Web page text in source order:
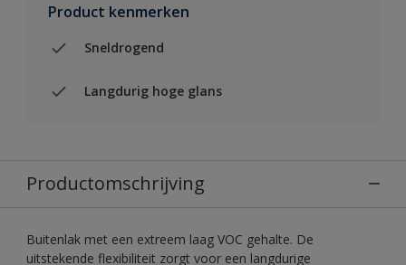
Product kenmerken
Sneldrogend
Langdurig hoge glans
Productomschrijving
Buitenlak met een extreem laag VOC gehalte. De
uitstekende flexibiliteit zorgt voor een langdurige